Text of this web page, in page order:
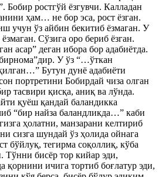
Бобир ростгўй ёзгувчи. Калладан
ҳам… не бор эса, рост ёзган.
учун ўз айбин бекитиб ёзмаган. У
Сўзига оро бериб ёзган.
асар” деган ибора бор адабиётда.
У ўз “…ўткан
Бутун дунё адабиёти
портретини Бобирдай чиза олган
тасвири қисқа, аниқ ва лўнда.
қуёш қандай баландикка
“бир найза баландликда…” каби
ҳолатни, манзарани келтириб
сизга шундай ўз ҳолида ойнага
бўйлуқ, тегирма соқоллиқ, кўба
Тўнни бисёр тор кийар эди,
қорнини ичига тортиб боғлатур эди,